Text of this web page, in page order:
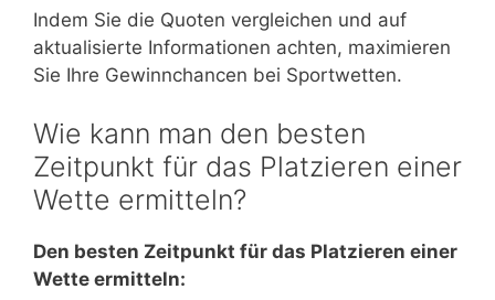
Indem Sie die Quoten vergleichen und auf
aktualisierte Informationen achten, maximieren
Sie Ihre Gewinnchancen bei Sportwetten.
Wie kann man den besten
Zeitpunkt für das Platzieren einer
Wette ermitteln?
Den besten Zeitpunkt für das Platzieren einer
Wette ermitteln: